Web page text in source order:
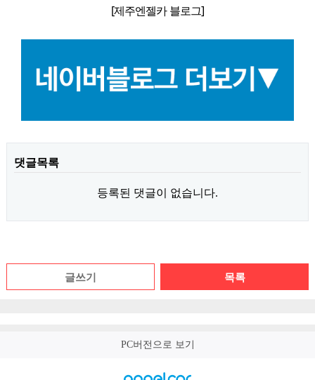
[제주엔젤카 블로그]
댓글목록
등록된 댓글이 없습니다.
글쓰기 목록
PC버전으로 보기